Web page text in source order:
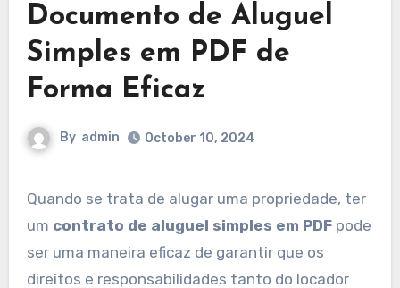
Documento de Aluguel
Simples em PDF de
Forma Eficaz
By admin October 10, 2024
Quando se trata de alugar uma propriedade, ter
um contrato de aluguel simples em PDFpode
ser uma maneira eficaz de garantir que os
direitos e responsabilidades tanto do locador